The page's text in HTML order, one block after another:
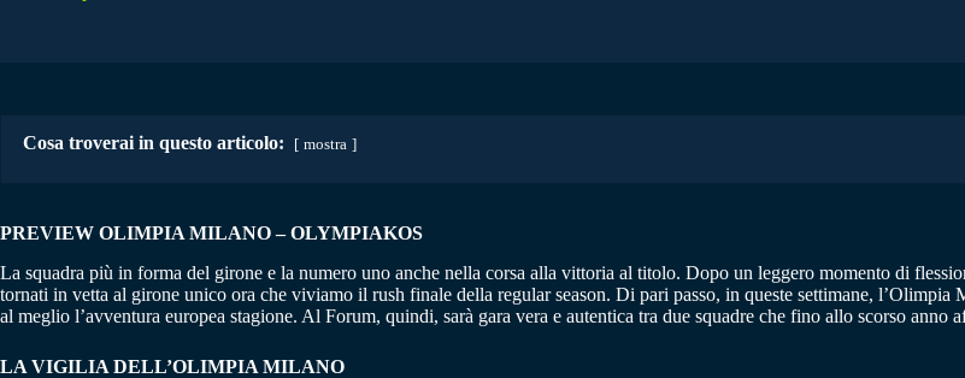
Cosa troverai in questo articolo: mostra
PREVIEW OLIMPIA MILANO – OLYMPIAKOS
La squadra più in forma del girone e la numero uno anche nella corsa alla vittoria al titolo. Dopo un leggero momento di
tornati in vetta al girone unico ora che viviamo il rush finale della regular season. Di pari passo, in queste settimane,
al meglio l’avventura europea stagione. Al Forum, quindi, sarà gara vera e autentica tra due squadre che fino allo scorso
LA VIGILIA DELL’OLIMPIA MILANO